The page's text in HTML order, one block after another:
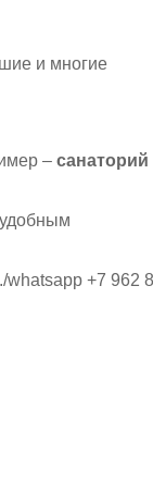
и многие
– санаторий
whatsapp +7 962